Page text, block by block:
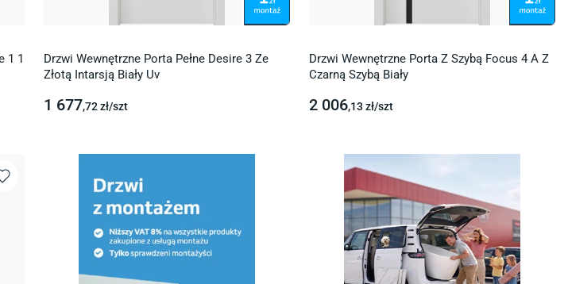
1 1
Drzwi Wewnętrzne Porta Pełne Desire 3 Ze
Złotą Intarsją Biały Uv
1 677,72zł/szt
Drzwi Wewnętrzne Porta Z Szybą Focus 4 A Z
Czarną Szybą Biały
2 006,13zł/szt